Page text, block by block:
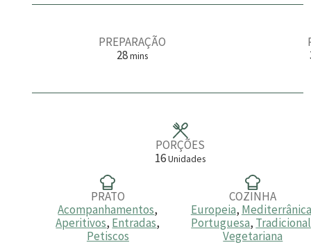
PREPARAÇÃO
28m
u
mins
PORÇÕES
16Unidades
PRATO
Acompanhamentos,
Aperitivos, Entradas,
Petiscos
COZINHA
Europeia, Mediterrânica
Portuguesa, Tradicional
Vegetariana